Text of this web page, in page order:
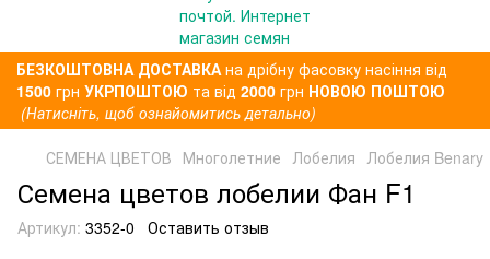
БЕЗКОШТОВНА ДОСТАВКАна дрібну фасовку насіння від
1500 грн УКРПОШТОЮ та від 2000 грн НОВОЮ ПОШТОЮ
(Натисніть, щоб ознайомитись детально)
СЕМЕНА ЦВЕТОВ Многолетние Лобелия Лобелия Benary
Семена цветов лобелии Фан F1
Артикул: 3352-0 Оставить отзыв